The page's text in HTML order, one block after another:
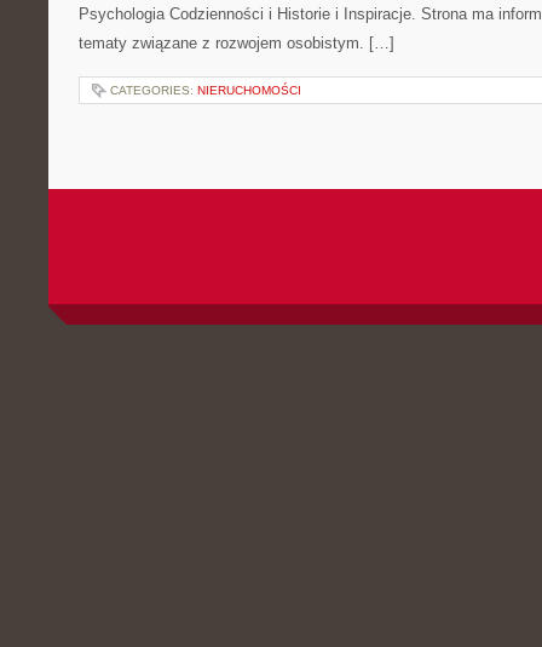
Psychologia Codzienności i Historie i Inspiracje. Strona ma
tematy związane z rozwojem osobistym. […]
CATEGORIES: NIERUCHOMOŚCI